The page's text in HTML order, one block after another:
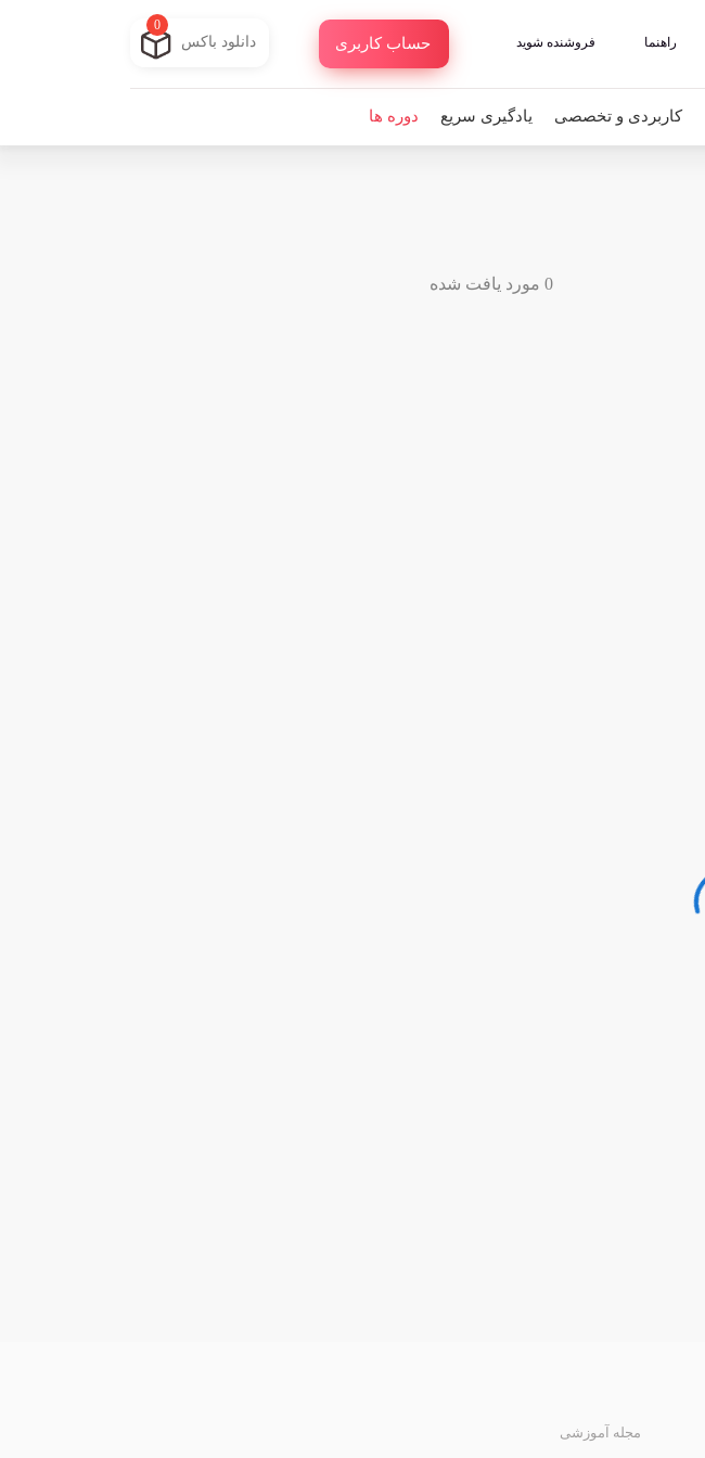
راهنما فروشنده شوید حساب کاربری دانلود باکس
0
کاربردی و تخصصی یادگیری سریع دوره ها
0 مورد یافت شده
مجله آموزشی